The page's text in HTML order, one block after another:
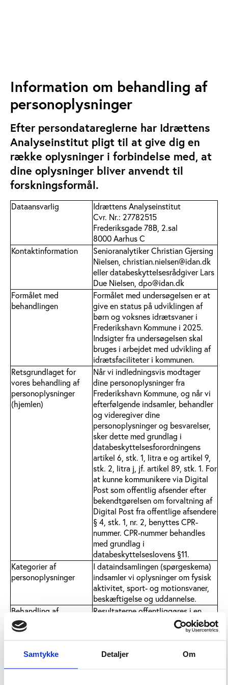
Samtykke Detaljer Om
Information om behandling af
personoplysninger
Efter persondatareglerne har Idrættens
Analyseinstitut pligt til at give dig en
række oplysninger i forbindelse med, at
dine oplysninger bliver anvendt til
forskningsformål.
Dataansvarlig
Idrættens Analyseinstitut
Cvr. Nr.: 27782515
Frederiksgade 78B, 2.sal
8000 Aarhus C
Kontaktinformation
Senioranalytiker Christian Gjersing
Nielsen, christian.nielsen@idan.dk
eller databeskyttelsesrådgiver Lars
Due Nielsen, dpo@idan.dk
Formålet med
behandlingen
Formålet med undersøgelsen er at
give en status på udviklingen af
børn og voksnes idrætsvaner i
Frederikshavn Kommune i 2025.
Indsigter fra undersøgelsen skal
bruges i arbejdet med udvikling af
idrætsfaciliteter i kommunen.
Retsgrundlaget for
vores behandling af
personoplysninger
(hjemlen)
Når vi indledningsvis modtager
dine personoplysninger fra
Frederikshavn Kommune, og når vi
efterfølgende indsamler, behandler
og videregiver dine
personoplysninger og besvarelser,
sker dette med grundlag i
databeskyttelsesforordningens
artikel 6, stk. 1, litra e og artikel 9,
stk. 2, litra j, jf. artikel 89, stk. 1. For
at kunne kommunikere via Digital
Post som offentlig afsender efter
bekendtgørelsen om forvaltning af
Digital Post fra offentlige afsendere
§ 4, stk. 1, nr. 2, benyttes CPR-
nummer. CPR-nummer behandles
med grundlag i
databeskyttelseslovens §11.
Kategorier af
personoplysninger
I dataindsamlingen (spørgeskema)
indsamler vi oplysninger om fysisk
aktivitet, sport- og motionsvaner,
beskæftigelse og uddannelse.
Behandling af
personoplysninger
Resultaterne offentliggøres i en
enkeltpersoner ikke kan genkendes.
Dine personoplysninger og
besvarelser behandles altid